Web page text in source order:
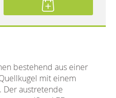
bestehend aus einer
mit einem
Der austretende